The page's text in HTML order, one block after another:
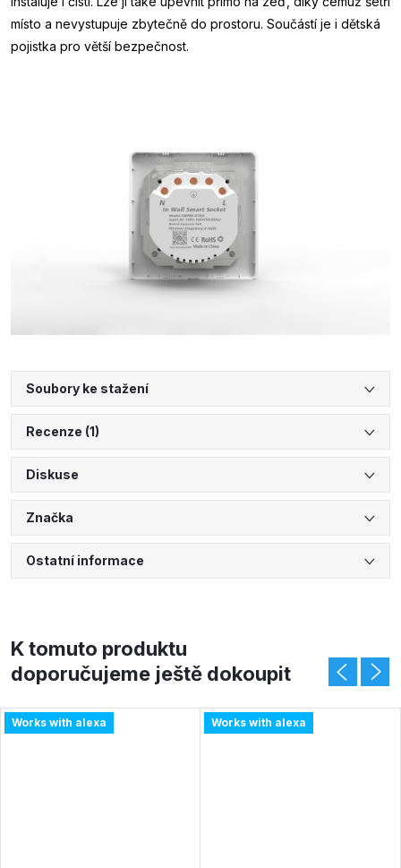
místo a nevystupuje zbytečně do prostoru. Součástí je i dětská
pojistka pro větší bezpečnost.
Soubory ke stažení
Recenze (1)
Diskuse
Značka
Ostatní informace
K tomuto produktu
doporučujeme ještě dokoupit
Works with alexa Works with alexa